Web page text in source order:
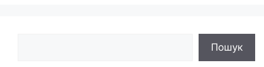
Пошук